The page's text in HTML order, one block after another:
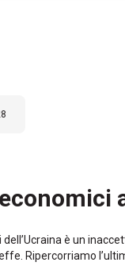
è un
Ripercorriamo